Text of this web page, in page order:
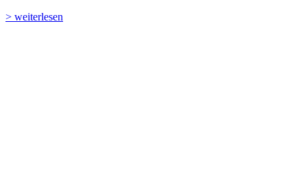
> weiterlesen